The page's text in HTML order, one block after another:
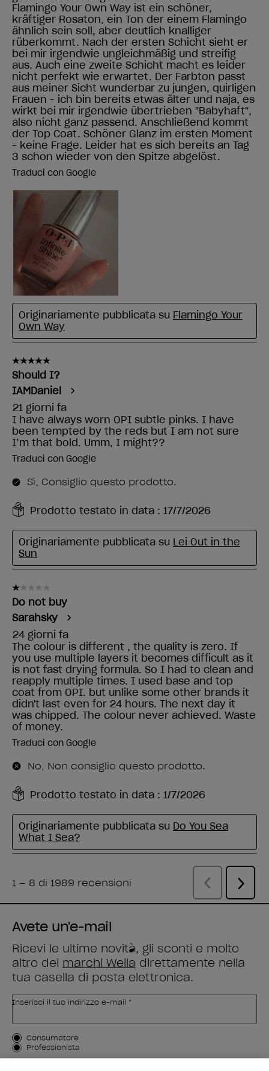
Avete un'e-mail
Ricevi le ultime novità, gli sconti e molto
altro dei marchi Wella direttamente nella
tua casella di posta elettronica.
Inserisci il tuo indirizzo e-mail *
Tipo di cliente
Consumatore
Professionista